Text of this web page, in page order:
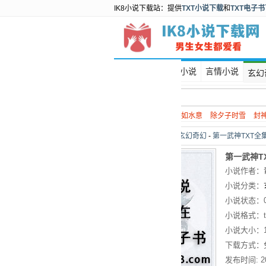
IK8小说下载站：提供TXT小说下载和TXT电子
都市小说 言情小说 玄幻
如水意 除夕子时雪 封
玄幻奇幻 - 第一武神TXT全
第一武神
小说作者：
小说分类：
小说状态：
小说格式：
小说大小：
下载方式：
发布时间: